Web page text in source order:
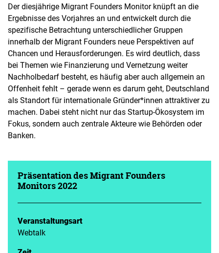
Der diesjährige Migrant Founders Monitor knüpft an die
Ergebnisse des Vorjahres an und entwickelt durch die
spezifische Betrachtung unterschiedlicher Gruppen
innerhalb der Migrant Founders neue Perspektiven auf
Chancen und Herausforderungen. Es wird deutlich, dass
bei Themen wie Finanzierung und Vernetzung weiter
Nachholbedarf besteht, es häufig aber auch allgemein an
Offenheit fehlt – gerade wenn es darum geht, Deutschland
als Standort für internationale Gründer*innen attraktiver zu
machen. Dabei steht nicht nur das Startup-Ökosystem im
Fokus, sondern auch zentrale Akteure wie Behörden oder
Banken.
Präsentation des Migrant Founders
Monitors 2022
Veranstaltungsart
Webtalk